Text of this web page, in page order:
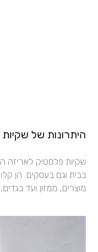
היתרונות של
שקיות פלסטיק לאריזה
בבית וגם בעסקים. הן
מוצרים, ממזון ועד בגדים,